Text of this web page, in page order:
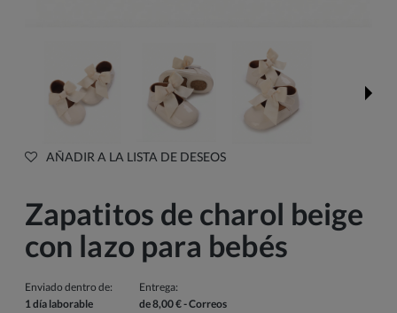
AÑADIR A LA LISTA DE DESEOS
Zapatitos de charol beige
con lazo para bebés
Enviado dentro de:
1 día laborable
Entrega:
de 8,00 €- Correos